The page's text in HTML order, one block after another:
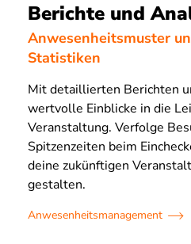
Berichte und
Anwesenheitsmuster
Statistiken
Mit detaillierten Berichten
wertvolle Einblicke in die
Veranstaltung. Verfolge
Spitzenzeiten beim
deine zukünftigen
gestalten.
Anwesenheitsmanagement